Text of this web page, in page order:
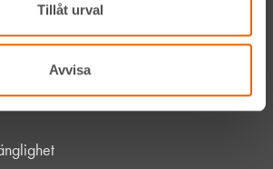
Tillåt urval
Avvisa